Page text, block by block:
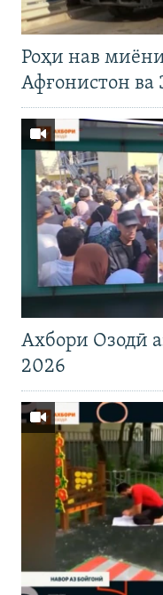
Роҳи нав
Афғонистон ва
Ахбори Озодӣ
2026